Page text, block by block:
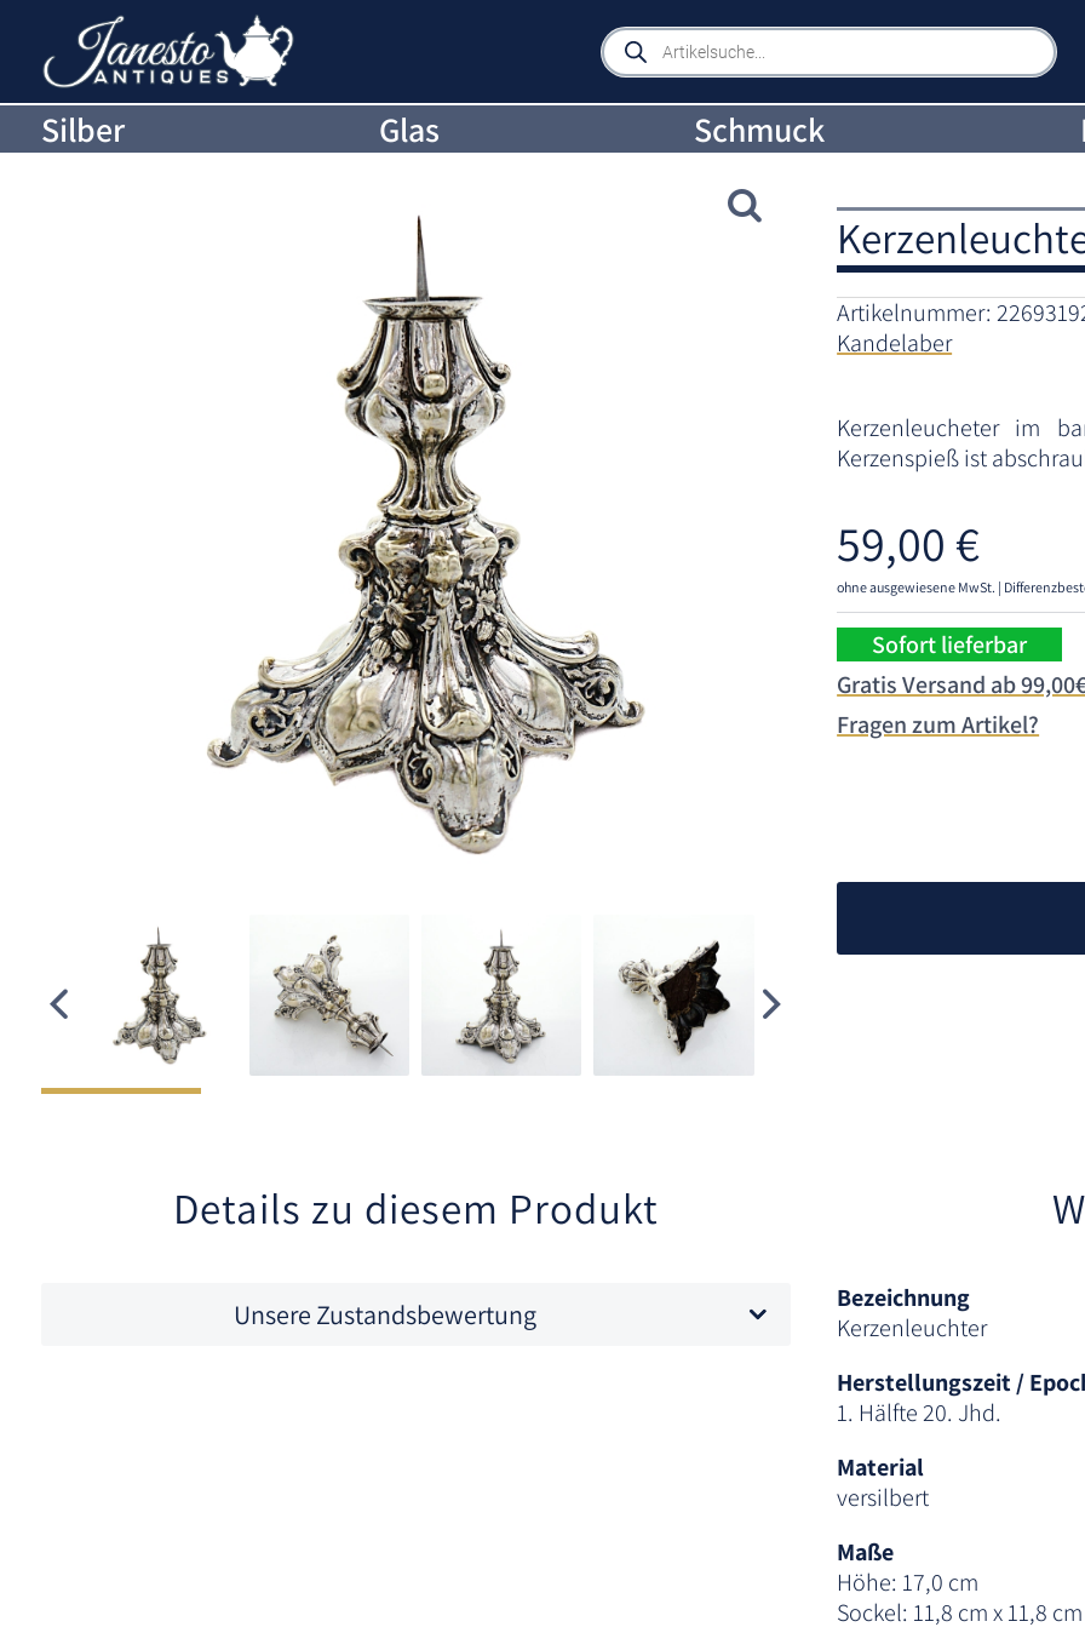
Products
search
Silber Glas Schmuck
Artikelnummer:
Kandelaber
Kerzenleucheter im
Kerzenspieß ist
59,00 €
ohne ausgewiesene MwSt. |
Sofort lieferbar
Gratis Versand ab
Fragen zum Artikel?
Details zu diesem Produkt
Unsere Zustandsbewertung
Bezeichnung
Kerzenleuchter
Herstellungszeit /
1. Hälfte 20. Jhd.
Material
versilbert
Maße
Höhe: 17,0 cm
Sockel: 11,8 cm x 11,8 cm